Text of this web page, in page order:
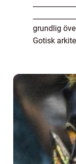
grundlig
Gotisk